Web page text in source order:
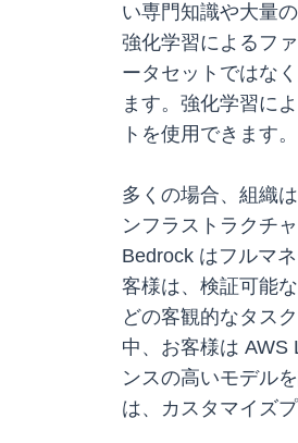
い専門知識や大量
強化学習によるフ
ータセットではな
ます。強化学習に
トを使用できます。
多くの場合、組織
ンフラストラクチ
Bedrock はフルマ
客様は、検証可能
どの客観的なタス
中、お客様は AWS
ンスの高いモデル
は、カスタマイズ